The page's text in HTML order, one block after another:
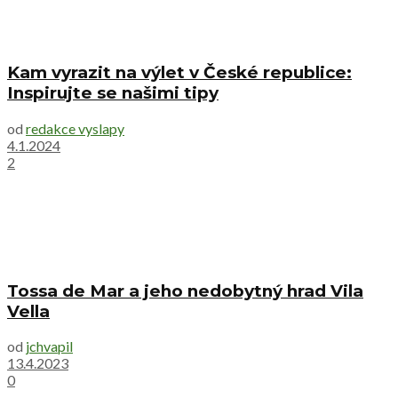
Kam vyrazit na výlet v České republice:
Inspirujte se našimi tipy
od redakce vyslapy
4.1.2024
2
Tossa de Mar a jeho nedobytný hrad Vila
Vella
od jchvapil
13.4.2023
0